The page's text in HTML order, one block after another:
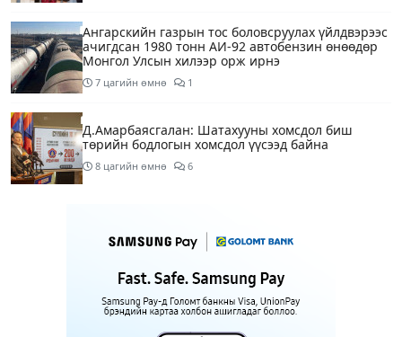
Ангарскийн газрын тос боловсруулах үйлдвэрээс
ачигдсан 1980 тонн АИ-92 автобензин өнөөдөр
Монгол Улсын хилээр орж ирнэ
7 цагийн өмнө 1
Д.Амарбаясгалан: Шатахууны хомсдол биш
төрийн бодлогын хомсдол үүсээд байна
8 цагийн өмнө 6
шугамын хөндлөн сэтэлгээ хийнэ
Нэгдүгээр ангид элсэгчдийн бүртгэлийг энэ
сарын 17-ноос E-Mongolia системээр зохион